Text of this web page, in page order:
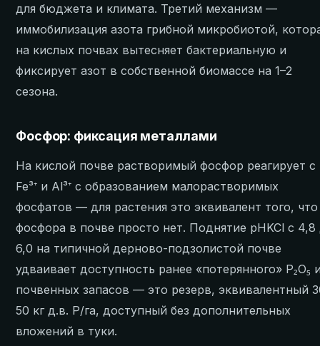
для бюджета и климата. Третий механизм —
иммобилизация азота грибной микробиотой,
на кислых почвах вытесняет бактериальную и
фиксирует азот в собственной биомассе на 1–2
сезона.
Фосфор: фиксация металлами
На кислой почве растворимый фосфор реагирует с
Fe³⁺ и Al³⁺ с образованием малорастворимых
фосфатов — для растения это эквивалент того, что
фосфора в почве просто нет. Поднятие pHKCl с 4,8
6,0 на типичной дерново-подзолистой почве
удваивает доступность ранее «потерянного» P₂O₅
почвенных запасов — это резерв, эквивалентный
50 кг д.в. P/га, доступный без дополнительных
вложений в туки.